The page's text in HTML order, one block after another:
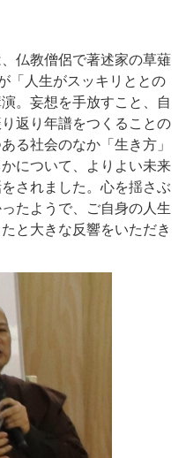
仏教僧侶で著述家の草薙
「人生がスッキリととの
。妄想を手放すこと、自
返り年譜をつくることの
る社会のなか「生き方」
について、よりよい未来
されました。心を揺さぶ
たようで、ご自身の人生
と大きな反響をいただき